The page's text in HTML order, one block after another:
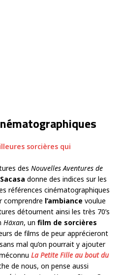
sorcières qui
des Nouvelles Aventures de
donne des indices sur les
références cinématographiques
comprendre l’ambiance voulue
détournent ainsi les très 70’s
Häxan, un film de sorcières
de films de peur apprécieront
mal qu’on pourrait y ajouter
La Petite Fille au bout du
de nous, on pense aussi